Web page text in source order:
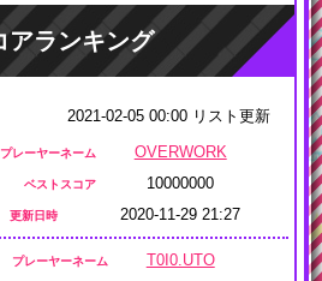
アランキング
2021-02-05 00:00 リスト更新
プレーヤーネーム OVERWORK
ベストスコア 10000000
更新日時 2020-11-29 21:27
プレーヤーネーム T0I0.UTO